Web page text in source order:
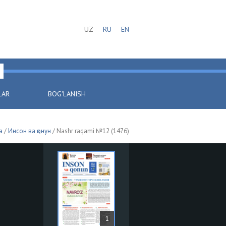
UZ RU EN
BOG'LANISH
/Инсон ва қонун / Nashr raqami №12 (1476)
1